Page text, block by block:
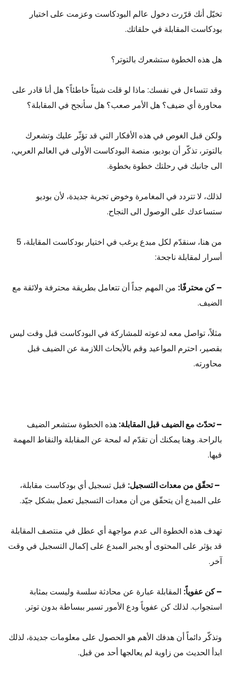
تخيّل أنك قرّرت دخول عالم البودكاست وعزمت على اختيار
بودكاست المقابلة في حلقاتك.
هل هذه الخطوة ستشعرك بالتوتر؟
وقد تتساءل في نفسك: ماذا لو قلت شيئاً خاطئاً؟ هل أنا قادر على
محاورة أي ضيف؟ هل الأمر صعب؟ هل سأنجح في المقابلة؟
ولكن قبل الغوص في هذه الأفكار التي قد تؤثّر عليك وتشعرك
بالتوتر، تذكّر أن بوديو، منصة البودكاست الأولى في العالم العربي،
الى جانبك في رحلتك خطوة بخطوة.
لذلك، لا تتردد في المغامرة وخوض تجربة جديدة، لأن بوديو
ستساعدك على الوصول الى النجاح.
من هنا، سنقدّم لكل مبدع يرغب في اختيار بودكاست المقابلة، 5
أسرار لمقابلة ناجحة:
– كن محترفًا: من المهم جداً أن تتعامل بطريقة محترفة ولائقة مع
الضيف.
مثلاً، تواصل معه لدعوته للمشاركة في البودكاست قبل وقت ليس
بقصير، احترم المواعيد وقم بالأبحاث اللازمة عن الضيف قبل
محاورته.
– تحدّث مع الضيف قبل المقابلة:هذه الخطوة ستشعر الضيف
بالراحة. وهنا يمكنك أن تقدّم له لمحة عن المقابلة والنقاط المهمة
فيها.
– تحقّق من معدات التسجيل: قبل تسجيل أي بودكاست مقابلة،
على المبدع أن يتحقّق من أن معدات التسجيل تعمل بشكل جيّد.
تهدف هذه الخطوة الى عدم مواجهة أي عطل في منتصف المقابلة
قد يؤثر على المحتوى أو يجبر المبدع على إكمال التسجيل في وقت
آخر.
– كن عفوياً: المقابلة عبارة عن محادثة سلسة وليست بمثابة
استجواب. لذلك كن عفوياً ودع الأمور تسير ببساطة بدون توتر.
وتذكّر دائماً أن هدفك الأهم هو الحصول على معلومات جديدة، لذلك
ابدأ الحديث من زاوية لم يعالجها أحد من قبل.